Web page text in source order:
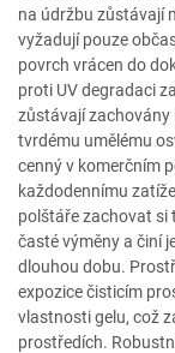
na údržbu zůstávají
vyžadují pouze
povrch vrácen do
proti UV degradaci
zůstávají zachovány
tvrdému umělému
cenný v komerčním
každodennímu
polštáře zachovat si
časté výměny a činí
dlouhou dobu.
expozice čisticím
vlastnosti gelu, což
prostředích.